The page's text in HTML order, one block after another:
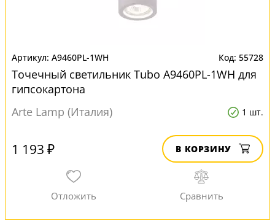
A9460PL-1WH 55728
Точечный светильник Tubo A9460PL-1WH для
гипсокартона
Arte Lamp (Италия)
1 шт.
1 193 ₽ В КОРЗИНУ